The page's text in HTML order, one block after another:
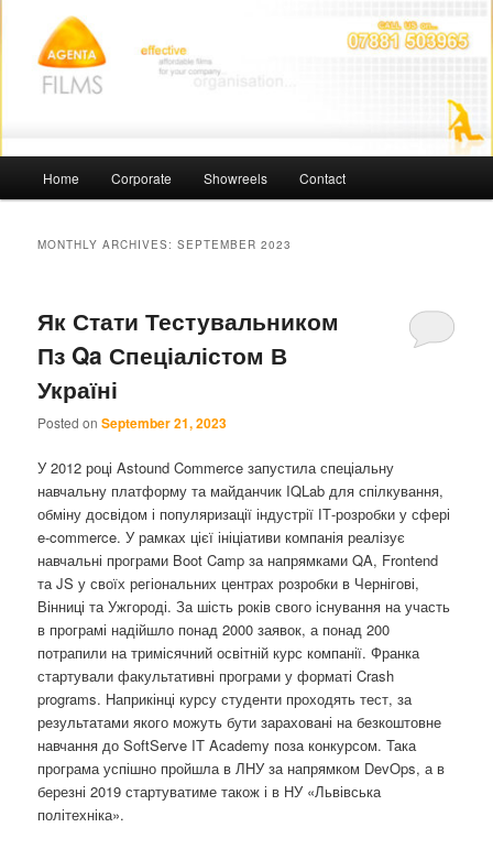
primary
content
secondary
contentAgenta Films
Home Corporate Showreels Contact
MONTHLY ARCHIVES:SEPTEMBER 2023
Як Стати Тестувальником
Пз Qa Спеціалістом В
Україні
Posted onSeptember 21, 2023
У 2012 році Astound Commerce запустила спеціальну
навчальну платформу та майданчик IQLab для спілкування,
обміну досвідом і популяризації індустрії ІТ-розробки у сфері
e-commerce. У рамках цієї ініціативи компанія реалізує
навчальні програми Boot Camp за напрямками QA, Frontend
та JS у своїх регіональних центрах розробки в Чернігові,
Вінниці та Ужгороді. За шість років свого існування на участь
в програмі надійшло понад 2000 заявок, а понад 200
потрапили на тримісячний освітній курс компанії. Франка
стартували факультативні програми у форматі Crash
programs. Наприкінці курсу студенти проходять тест, за
результатами якого можуть бути зараховані на безкоштовне
навчання до SoftServe IT Academy поза конкурсом. Така
програма успішно пройшла в ЛНУ за напрямком DevOps, а в
березні 2019 стартуватиме також і в НУ «Львівська
політехніка».